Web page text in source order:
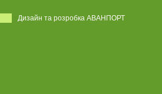
Дизайн та розробка АВАНПОРТ